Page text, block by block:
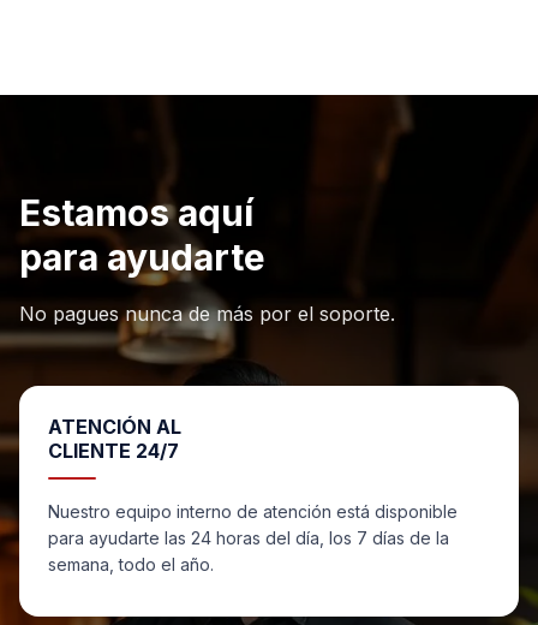
Estamos aquí
para ayudarte
No pagues nunca de más por el soporte.
ATENCIÓN AL
CLIENTE 24/7
Nuestro equipo interno de atención está disponible
para ayudarte las 24 horas del día, los 7 días de la
semana, todo el año.